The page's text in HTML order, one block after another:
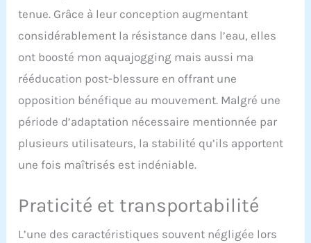
tenue. Grâce à leur conception augmentant
considérablement la résistance dans l’eau, elles
ont boosté mon aquajogging mais aussi ma
rééducation post-blessure en offrant une
opposition bénéfique au mouvement. Malgré une
période d’adaptation nécessaire mentionnée par
plusieurs utilisateurs, la stabilité qu’ils apportent
une fois maîtrisés est indéniable.
Praticité et transportabilité
L’une des caractéristiques souvent négligée lors